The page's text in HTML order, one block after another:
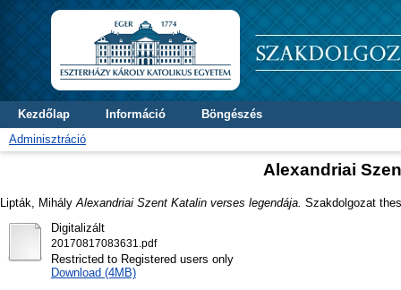
Kezdőlap Információ
Böngészés
Adminisztráció
Alexandriai
Lipták, Mihály Alexandriai Szent Katalin verses legendája. Szakdolgozat
Digitalizált
20170817083631.pdf
Restricted to Registered users only
Download (4MB)